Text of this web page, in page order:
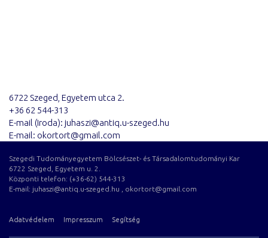
6722 Szeged, Egyetem utca 2.
+36 62 544-313
E-mail (Iroda): juhaszi@antiq.u-szeged.hu
E-mail: okortort@gmail.com
Szegedi Tudományegyetem Bölcsészet- és Társadalomtudományi Kar
6722 Szeged, Egyetem u. 2.
Központi telefon: (+36-62) 544-313
E-mail: juhaszi@antiq.u-szeged.hu , okortort@gmail.com
Adatvédelem Impresszum Segítség